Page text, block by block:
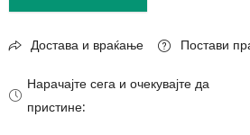
Достава и враќање Постави
Нарачајте сега и очекувајте да
пристине: